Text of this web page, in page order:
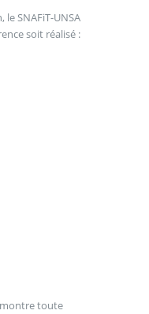
SNAFiT-UNSA
soit réalisé :
toute